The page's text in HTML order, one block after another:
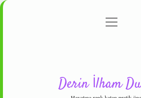
Gizlilik Politikası
menüyü
Derin İlham